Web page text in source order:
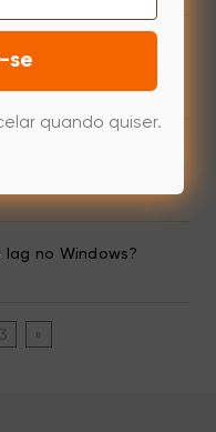
funciona nas
no Paint Tool SAI
aparece
lag no Windows?
3 »
se
quando quiser.